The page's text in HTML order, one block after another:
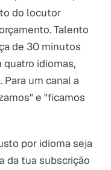
do locutor
Talento
de 30 minutos
idiomas,
um canal a
e "ficamos
por idioma seja
da tua subscrição